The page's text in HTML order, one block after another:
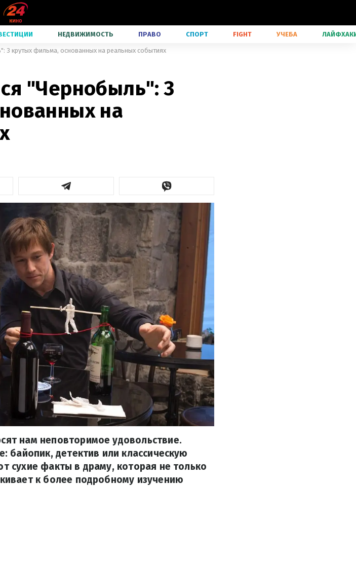
НЕДВИЖИМОСТЬ ПРАВО СПОРТ FIGHT УЧЕБА
3 крутых фильма, основанных на реальных событиях
"Чернобыль": 3
на
нам неповторимое удовольствие.
байопик, детектив или классическую
сухие факты в драму, которая не только
к более подробному изучению